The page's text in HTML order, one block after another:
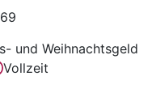
und Weihnachtsgeld
Vollzeit